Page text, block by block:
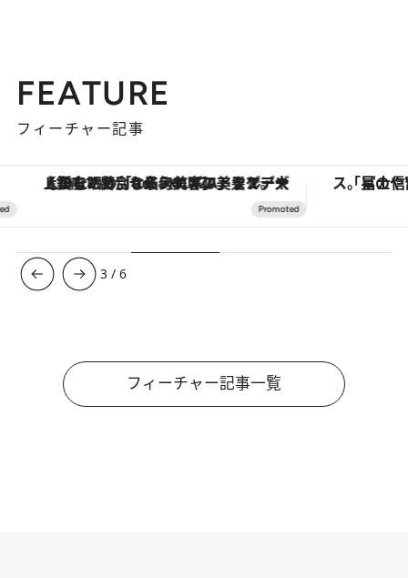
FEATURE
フィーチャー記事
【銀座で出合う最旬美容】美髪ケアや上質な眠り…セルフケアのアップデートから、特別な名入れギフトまで。大人のための「ReFa GINZA」クルーズ
3 /6
フィーチャー記事一覧